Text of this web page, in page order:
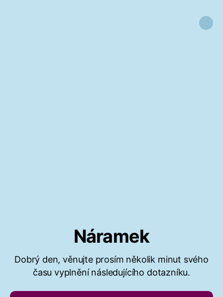
Náramek
Dobrý den, věnujte prosím několik minut svého
času vyplnění následujícího dotazníku.